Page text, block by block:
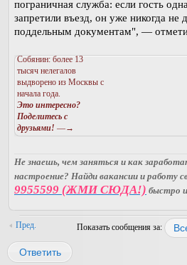
пограничная служба: если гость
запретили въезд, он уже никогда не
поддельным документам", —
Собянин: более 13
тысяч нелегалов
выдворено из Москвы с
начала года.
Это интересно?
Поделитесь с
друзьями! —→
Не знаешь, чем заняться и как
настроение? Найди вакансии и работу
9955599 (ЖМИ СЮДА!) быстро
Пред. Показать сообщения за:
Ответить